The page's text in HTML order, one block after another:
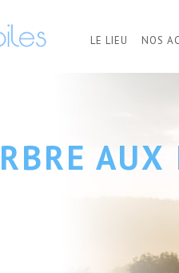
LE LIEU NOS
AUX